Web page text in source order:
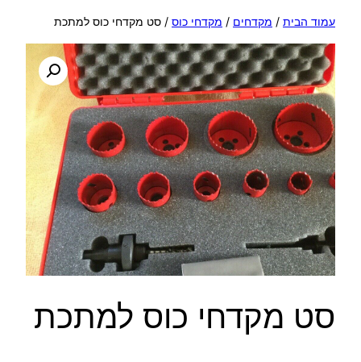
עמוד הבית / מקדחים / מקדחי כוס / סט מקדחי כוס למתכת
סט מקדחי כוס למתכת